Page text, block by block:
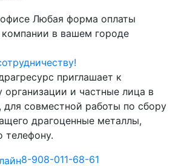
Любая форма оплаты
компании в вашем городе
приглашает к
организации и частные лица в
совместной работы по сбору
драгоценные металлы,
телефону.
8-908-011-68-61